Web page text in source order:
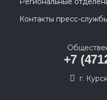
Контакты пресс-
+7
г.